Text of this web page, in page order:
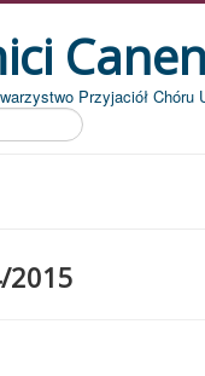
Przyjaciół Chóru
2015